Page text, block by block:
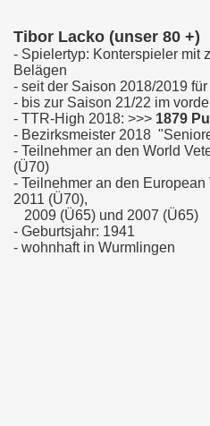
Tibor Lacko (unser 80 +)
- Spielertyp: Konterspieler mit
Belägen
- seit der Saison 2018/2019
- bis zur Saison 21/22 im
- TTR-High 2018: >>> 1879
- Bezirksmeister 2018
- Teilnehmer an den World
(Ü70)
- Teilnehmer an den
2011 (Ü70),
2009 (Ü65) und 2007 (Ü65)
- Geburtsjahr: 1941
- wohnhaft in Wurmlingen